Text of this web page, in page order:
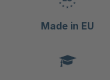
Made in EU